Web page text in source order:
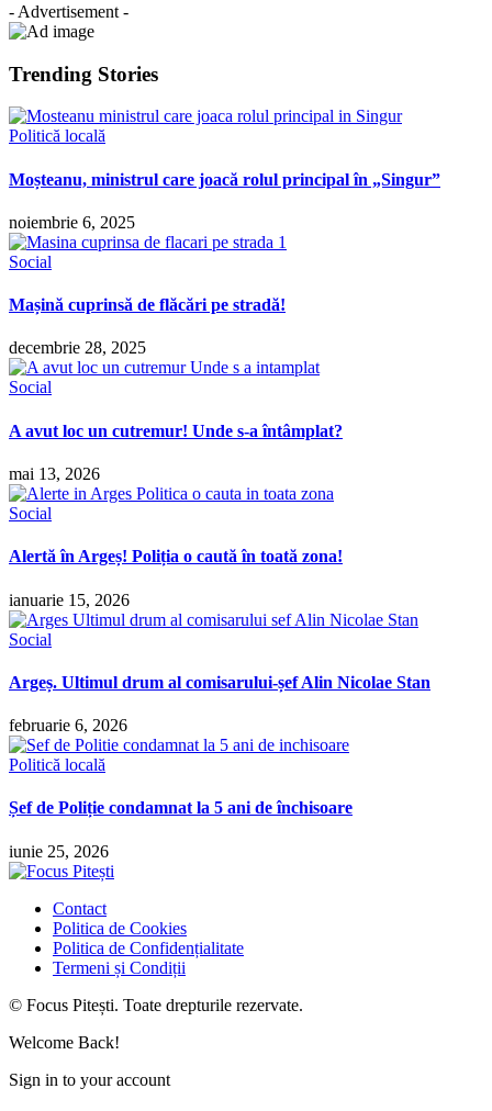
- Advertisement -
Trending Stories
Politică locală
Moșteanu, ministrul care joacă rolul principal în „Singur”
noiembrie 6, 2025
Social
Mașină cuprinsă de flăcări pe stradă!
decembrie 28, 2025
Social
A avut loc un cutremur! Unde s-a întâmplat?
mai 13, 2026
Social
Alertă în Argeș! Poliția o caută în toată zona!
ianuarie 15, 2026
Social
Argeș. Ultimul drum al comisarului-șef Alin Nicolae Stan
februarie 6, 2026
Politică locală
Șef de Poliție condamnat la 5 ani de închisoare
iunie 25, 2026
Contact
Politica de Cookies
Politica de Confidențialitate
Termeni și Condiții
© Focus Pitești. Toate drepturile rezervate.
Welcome Back!
Sign in to your account